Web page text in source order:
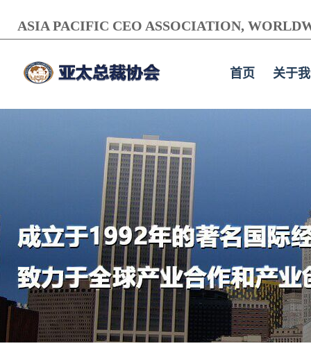
ASIA PACIFIC CEO ASSOCIATION,
首页 关于